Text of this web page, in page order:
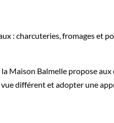
: charcuteries, fromages et
Maison Balmelle propose
différent et adopter une